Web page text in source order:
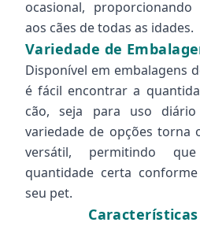
ocasional,
aos cães de todas as idades.
Variedade de
Disponível em embalagens
é fácil encontrar a
cão, seja para uso diário
variedade de opções torna
versátil, permitindo
quantidade certa
seu pet.
Características